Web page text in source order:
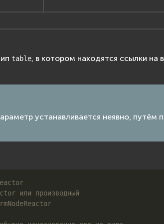
table, в котором находятся ссылки на
устанавливается неявно, путём
или производный